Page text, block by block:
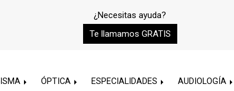
¿Necesitas ayuda?
Te llamamos GRATIS
ÓPTICA ESPECIALIDADES AUDIOLOGÍA